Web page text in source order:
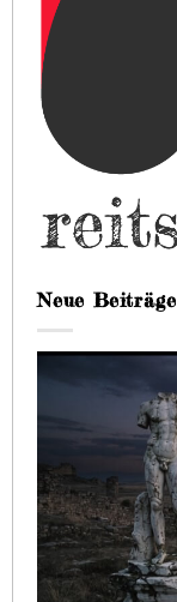
Neue Beiträge